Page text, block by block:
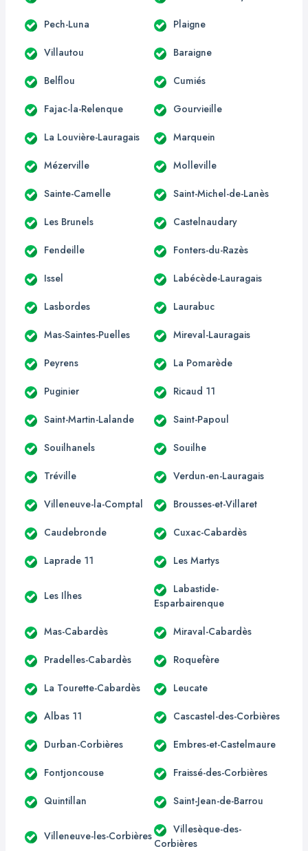
Pech-Luna Plaigne
Villautou Baraigne
Belflou Cumiés
Fajac-la-Relenque Gourvieille
La Louvière-Lauragais Marquein
Mézerville Molleville
Sainte-Camelle Saint-Michel-de-Lanès
Les Brunels Castelnaudary
Fendeille Fonters-du-Razès
Issel Labécède-Lauragais
Lasbordes Laurabuc
Mas-Saintes-Puelles Mireval-Lauragais
Peyrens La Pomarède
Puginier Ricaud 11
Saint-Martin-Lalande Saint-Papoul
Souilhanels Souilhe
Tréville Verdun-en-Lauragais
Villeneuve-la-Comptal Brousses-et-Villaret
Caudebronde Cuxac-Cabardès
Laprade 11 Les Martys
Les Ilhes
Labastide-
Esparbairenque
Mas-Cabardès Miraval-Cabardès
Pradelles-Cabardès Roquefère
La Tourette-Cabardès Leucate
Albas 11 Cascastel-des-Corbières
Durban-Corbières Embres-et-Castelmaure
Fontjoncouse Fraissé-des-Corbières
Quintillan Saint-Jean-de-Barrou
Villeneuve-les-Corbières
Villesèque-des-
Corbières